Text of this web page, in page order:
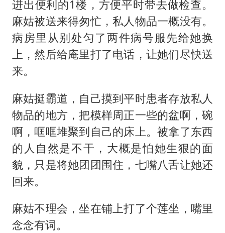
进出便利的1楼，方便平时带去做检查。
麻姑被送来得匆忙，私人物品一概没有。
病房里从别处匀了两件病号服先给她换
上，然后给庵里打了电话，让她们尽快送
来。
麻姑挺霸道，自己摸到平时患者存放私人
物品的地方，把模样周正一些的盆啊，碗
啊，哐哐堆聚到自己的床上。被拿了东西
的人自然是不干，大概是怕她生狠的面
貌，只是将她团团围住，七嘴八舌让她还
回来。
麻姑不理会，坐在铺上打了个莲坐，嘴里
念念有词。